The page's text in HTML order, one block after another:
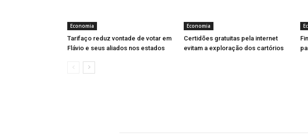
Economia
Tarifaço reduz vontade de votar em
Flávio e seus aliados nos estados
Economia
Certidões gratuitas pela internet
evitam a exploração dos cartórios